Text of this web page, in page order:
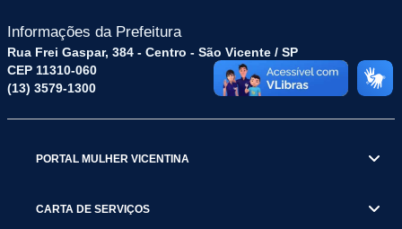
Informações da Prefeitura
Rua Frei Gaspar, 384 - Centro - São Vicente / SP
CEP 11310-060
(13) 3579-1300
PORTAL MULHER VICENTINA
CARTA DE SERVIÇOS